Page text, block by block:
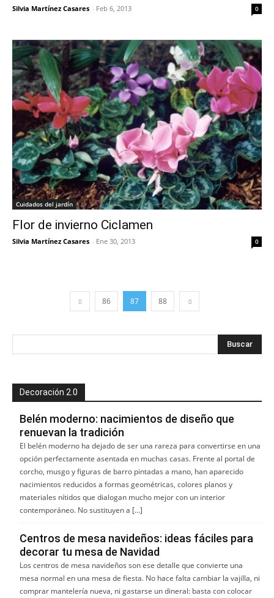
Silvia Martínez Casares - Feb 6, 2013 0
Cuidados del jardín
Flor de invierno Ciclamen
Silvia Martínez Casares - Ene 30, 2013 0
86 87 88
Decoración 2.0
Belén moderno: nacimientos de diseño que
renuevan la tradición
El belén moderno ha dejado de ser una rareza para convertirse en una
opción perfectamente asentada en muchas casas. Frente al portal de
corcho, musgo y figuras de barro pintadas a mano, han aparecido
nacimientos reducidos a formas geométricas, colores planos y
materiales nítidos que dialogan mucho mejor con un interior
contemporáneo. No sustituyen a […]
Centros de mesa navideños: ideas fáciles para
decorar tu mesa de Navidad
Los centros de mesa navideños son ese detalle que convierte una
mesa normal en una mesa de fiesta. No hace falta cambiar la vajilla, ni
comprar mantelería nueva, ni gastarse un dineral: basta con colocar